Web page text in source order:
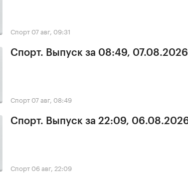
Спорт 07 авг, 09:31
Спорт. Выпуск за 08:49, 07.08.2026
Спорт 07 авг, 08:49
Спорт. Выпуск за 22:09,
Спорт 06 авг, 22:09